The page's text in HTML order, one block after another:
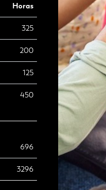
Horas
325
200
125
450
696
3296